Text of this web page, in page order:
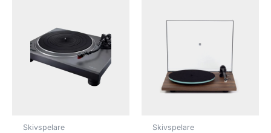
Skivspelare Skivspelare
till
8,990 kr